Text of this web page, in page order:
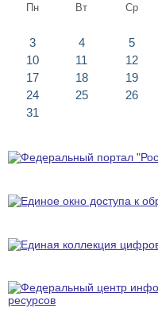
Пн Вт Ср
3
4 5
10
11 12
17
18 19
24
25 26
31